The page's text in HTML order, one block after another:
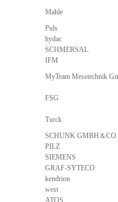
Mahle
Puls
hydac
SCHMERSAL
IFM
MyTeam Messtechnik
FSG
Turck
SCHUNK GMBH＆CO
PILZ
SIEMENS
GRAF-SYTECO
kendrion
west
ATOS